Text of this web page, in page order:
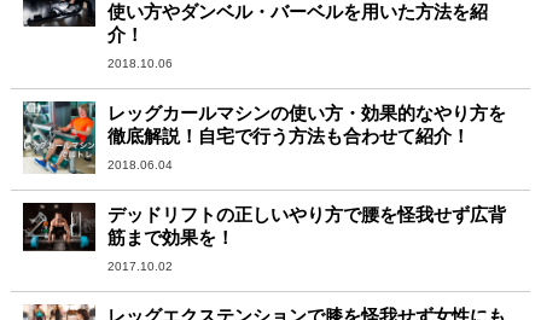
使い方やダンベル・バーベルを用いた方法を紹
介！
2018.10.06
レッグカールマシンの使い方・効果的なやり方を
徹底解説！自宅で行う方法も合わせて紹介！
2018.06.04
デッドリフトの正しいやり方で腰を怪我せず広背
筋まで効果を！
2017.10.02
レッグエクステンションで膝を怪我せず女性にも